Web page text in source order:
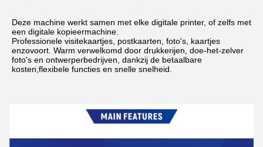
Deze machine werkt samen met elke digitale printer, of zelfs met
een digitale kopieermachine.
Professionele visitekaartjes, postkaarten, foto's, kaartjes
enzovoort. Warm verwelkomd door drukkerijen, doe-het-zelver
foto's en ontwerperbedrijven, dankzij de betaalbare
kosten,flexibele functies en snelle snelheid.